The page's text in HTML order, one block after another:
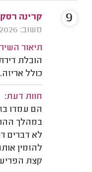
קרינה
משוב: 02/06/2026
תיאור
הובלת
כולל אריזה.
חוות דעת:
הם עמדו
במהלך
לא דברים
להזמין
קצת
9